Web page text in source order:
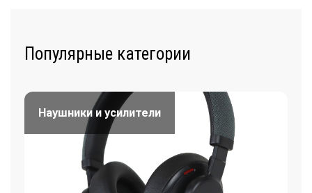
Популярные категории
Наушники и усилители